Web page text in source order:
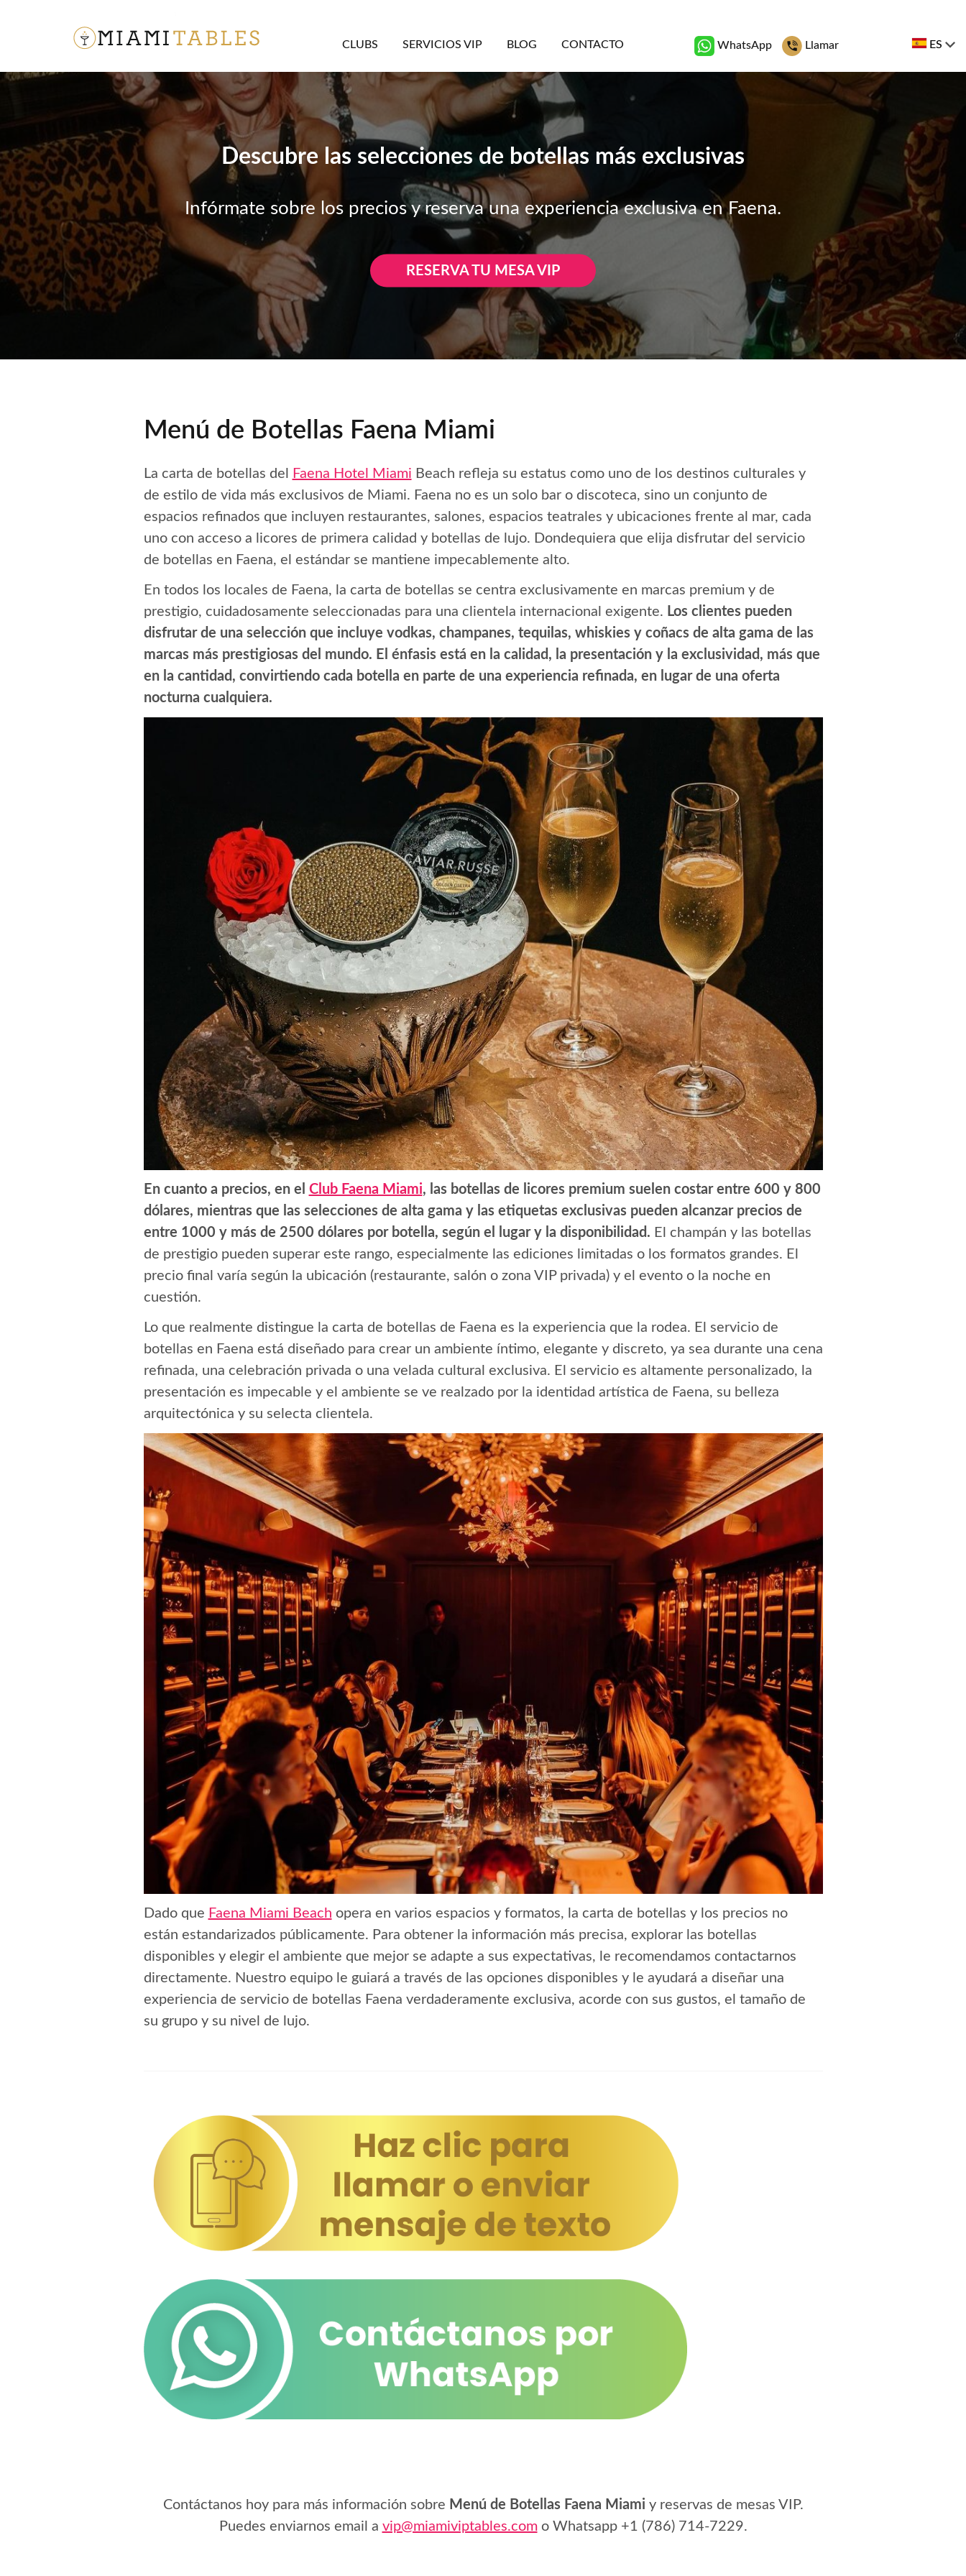
CLUBS SERVICIOS VIP BLOG CONTACTO WhatsApp Llamar ES
Descubre las selecciones de botellas más exclusivas
Infórmate sobre los precios y reserva una experiencia exclusiva en Faena.
RESERVA TU MESA VIP
Menú de Botellas Faena Miami
La carta de botellas del Faena Hotel Miami Beach refleja su estatus como uno de los destinos culturales y
de estilo de vida más exclusivos de Miami. Faena no es un solo bar o discoteca, sino un conjunto de
espacios refinados que incluyen restaurantes, salones, espacios teatrales y ubicaciones frente al mar, cada
uno con acceso a licores de primera calidad y botellas de lujo. Dondequiera que elija disfrutar del servicio
de botellas en Faena, el estándar se mantiene impecablemente alto.
En todos los locales de Faena, la carta de botellas se centra exclusivamente en marcas premium y de
prestigio, cuidadosamente seleccionadas para una clientela internacional exigente. Los clientes pueden
disfrutar de una selección que incluye vodkas, champanes, tequilas, whiskies y coñacs de alta gama de las
marcas más prestigiosas del mundo. El énfasis está en la calidad, la presentación y la exclusividad, más que
en la cantidad, convirtiendo cada botella en parte de una experiencia refinada, en lugar de una oferta
nocturna cualquiera.
En cuanto a precios, en el Club Faena Miami, las botellas de licores premium suelen costar entre 600 y 800
dólares, mientras que las selecciones de alta gama y las etiquetas exclusivas pueden alcanzar precios de
entre 1000 y más de 2500 dólares por botella, según el lugar y la disponibilidad. El champán y las botellas
de prestigio pueden superar este rango, especialmente las ediciones limitadas o los formatos grandes. El
precio final varía según la ubicación (restaurante, salón o zona VIP privada) y el evento o la noche en
cuestión.
Lo que realmente distingue la carta de botellas de Faena es la experiencia que la rodea. El servicio de
botellas en Faena está diseñado para crear un ambiente íntimo, elegante y discreto, ya sea durante una cena
refinada, una celebración privada o una velada cultural exclusiva. El servicio es altamente personalizado, la
presentación es impecable y el ambiente se ve realzado por la identidad artística de Faena, su belleza
arquitectónica y su selecta clientela.
Dado que Faena Miami Beach opera en varios espacios y formatos, la carta de botellas y los precios no
están estandarizados públicamente. Para obtener la información más precisa, explorar las botellas
disponibles y elegir el ambiente que mejor se adapte a sus expectativas, le recomendamos contactarnos
directamente. Nuestro equipo le guiará a través de las opciones disponibles y le ayudará a diseñar una
experiencia de servicio de botellas Faena verdaderamente exclusiva, acorde con sus gustos, el tamaño de
su grupo y su nivel de lujo.
Contáctanos hoy para más información sobre Menú de Botellas Faena Miami y reservas de mesas VIP.
Puedes enviarnos email a vip@miamiviptables.como Whatsapp +1 (786) 714-7229.